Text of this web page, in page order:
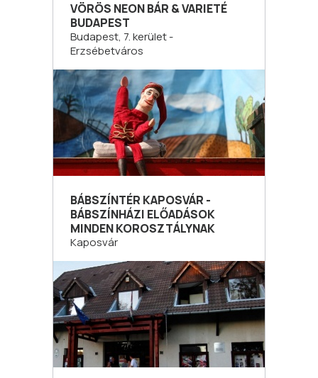
VÖRÖS NEON BÁR & VARIETÉ
BUDAPEST
Budapest, 7. kerület -
Erzsébetváros
BÁBSZÍNTÉR KAPOSVÁR -
BÁBSZÍNHÁZI ELŐADÁSOK
MINDEN KOROSZTÁLYNAK
Kaposvár